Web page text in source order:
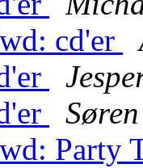
cd'er
Party